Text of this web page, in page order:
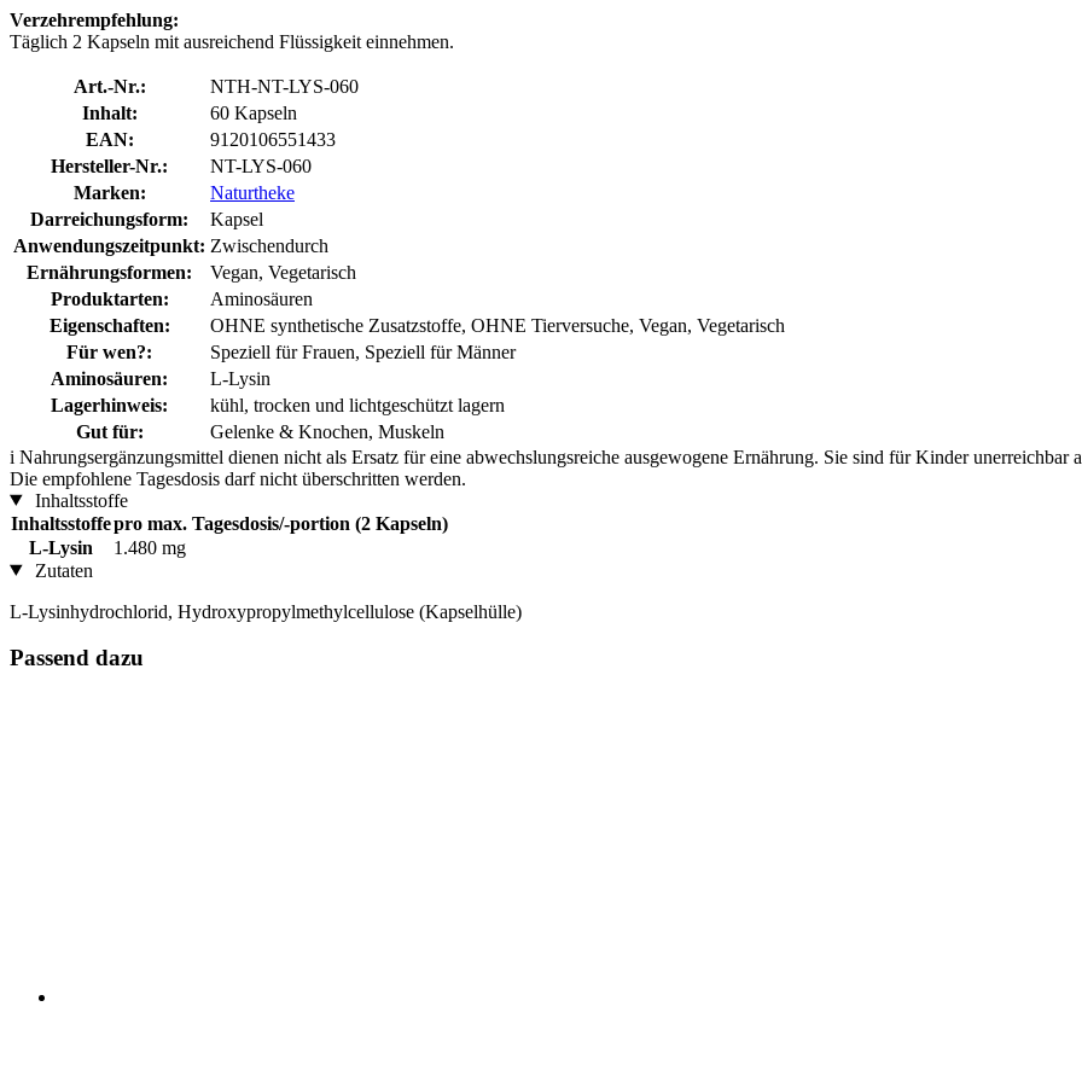
Verzehrempfehlung:
Täglich 2 Kapseln mit ausreichend Flüssigkeit einnehmen.
Art.-Nr.:
NTH-NT-LYS-060
Inhalt:
60 Kapseln
EAN:
9120106551433
Hersteller-Nr.:
NT-LYS-060
Marken:
Naturtheke
Darreichungsform:
Kapsel
Anwendungszeitpunkt: Zwischendurch
Ernährungsformen:
Vegan, Vegetarisch
Produktarten:
Aminosäuren
Eigenschaften:
OHNE synthetische Zusatzstoffe, OHNE Tierversuche, Vegan, Vegetarisch
Für wen?:
Speziell für Frauen, Speziell für Männer
Aminosäuren:
L-Lysin
Lagerhinweis:
kühl, trocken und lichtgeschützt lagern
Gut für:
Gelenke & Knochen, Muskeln
i Nahrungsergänzungsmittel dienen nicht als Ersatz für eine abwechslungsreiche ausgewogene Ernährung. Sie sind für Kinder unerreichbar
Die empfohlene Tagesdosis darf nicht überschritten werden.
Inhaltsstoffe
Inhaltsstoffepro max. Tagesdosis/-portion (2 Kapseln)
L-Lysin
1.480 mg
Zutaten
L-Lysinhydrochlorid, Hydroxypropylmethylcellulose (Kapselhülle)
Passend dazu